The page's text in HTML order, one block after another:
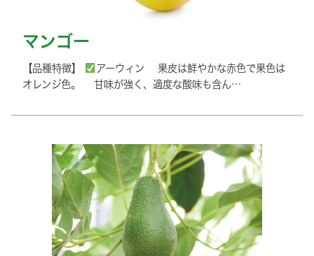
マンゴー
【品種特徴】
アーウィン 果皮は鮮やかな赤色で果色は
オレンジ色。 甘味が強く、適度な酸味も含ん…